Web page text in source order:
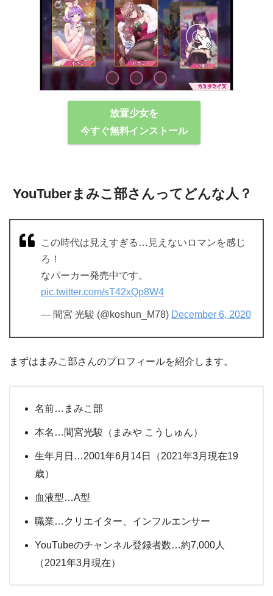
放置少女を
今すぐ無料インストール
YouTuberまみこ部さんってどんな⼈？
この時代は見えすぎる…見えないロマンを感じ
ろ！
なパーカー発売中です。
pic.twitter.com/sT42xQp8W4
— 間宮 光駿 (@koshun_M78) December 6, 2020
まずはまみこ部さんのプロフィールを紹介します。
名前…まみこ部
本名…間宮光駿（まみや こうしゅん）
生年月日…2001年6月14日（2021年3月現在19
歳）
血液型…A型
職業…クリエイター、インフルエンサー
YouTubeのチャンネル登録者数…約7,000人
（2021年3月現在）